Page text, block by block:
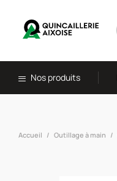
Nos produits
Accueil Outillage à main